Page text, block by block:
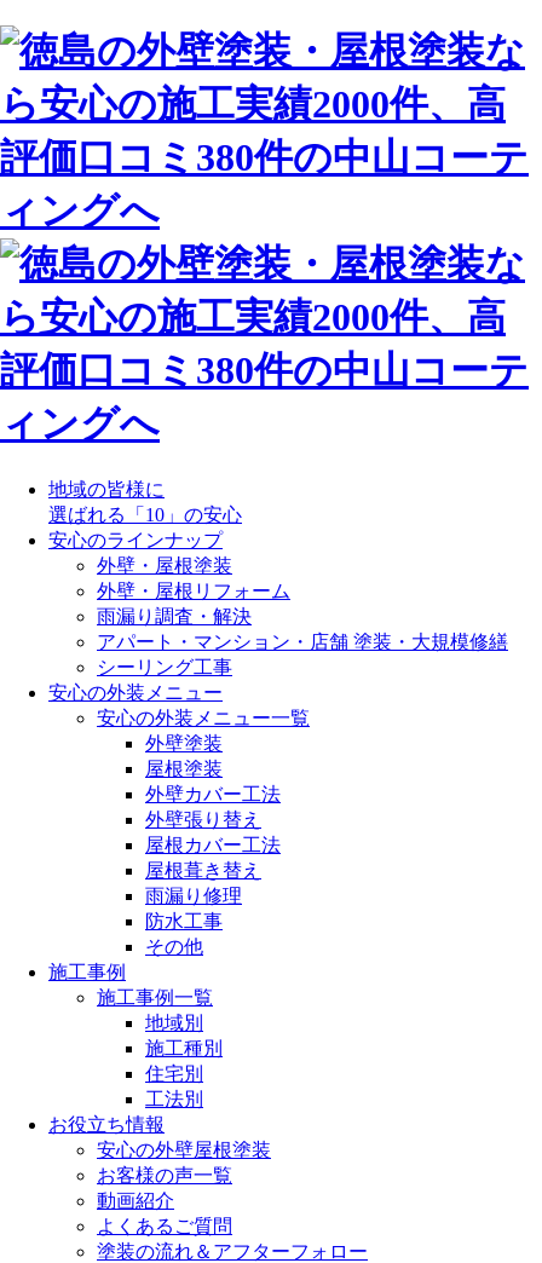
地域の皆様に
選ばれる「10」の安心
安心のラインナップ
外壁・屋根塗装
外壁・屋根リフォーム
雨漏り調査・解決
アパート・マンション・店舗 塗装・大規模修繕
シーリング工事
安心の外装メニュー
安心の外装メニュー一覧
外壁塗装
屋根塗装
外壁カバー工法
外壁張り替え
屋根カバー工法
屋根葺き替え
雨漏り修理
防水工事
その他
施工事例
施工事例一覧
地域別
施工種別
住宅別
工法別
お役立ち情報
安心の外壁屋根塗装
お客様の声一覧
動画紹介
よくあるご質問
塗装の流れ＆アフターフォロー